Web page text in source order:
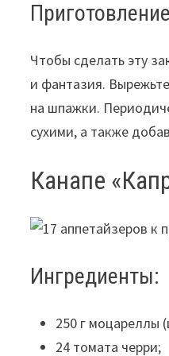
Приготовление
Чтобы сделать эту
и фантазия.
на шпажки.
сухими, а также
Канапе
Ингредиенты:
250 г моцареллы
24 томата черри;